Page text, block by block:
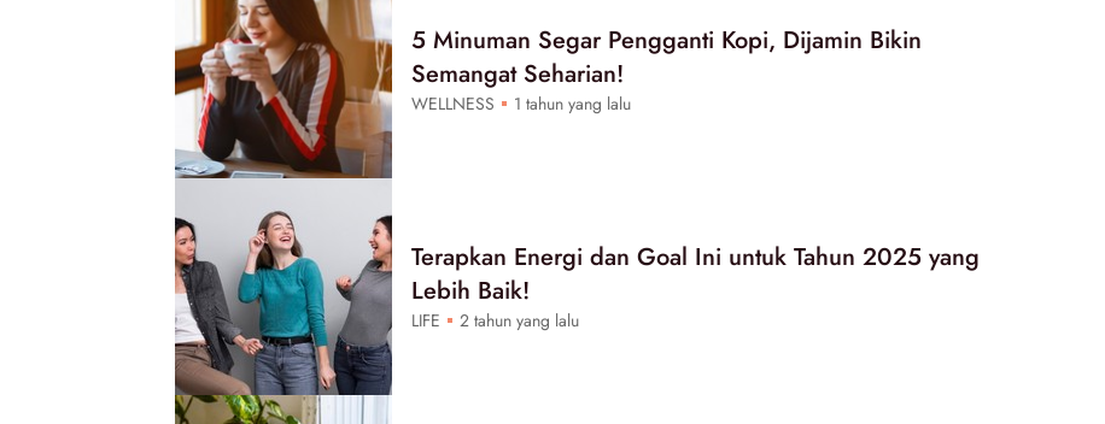
5 Minuman Segar Pengganti Kopi, Dijamin Bikin
Semangat Seharian!
WELLNESS 1 tahun yang lalu
Terapkan Energi dan Goal Ini untuk Tahun 2025 yang
Lebih Baik!
LIFE 2 tahun yang lalu